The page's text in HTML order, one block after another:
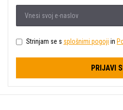
Strinjam se s splošnimi pogoji in
PRIJAVI